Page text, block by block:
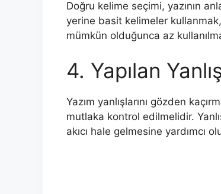
Doğru kelime seçimi, yazının
yerine basit kelimeler
mümkün olduğunca az
4. Yapılan
Yazım yanlışlarını gözden
mutlaka kontrol edilmelidir.
akıcı hale gelmesine yardımcı